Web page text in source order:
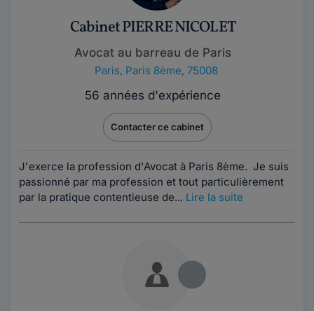
Cabinet PIERRE NICOLET
Avocat au barreau de Paris
Paris, Paris 8ème, 75008
56 années d'expérience
Contacter ce cabinet
J'exerce la profession d'Avocat à Paris 8ème. Je suis
passionné par ma profession et tout particulièrement
par la pratique contentieuse de... Lire la suite